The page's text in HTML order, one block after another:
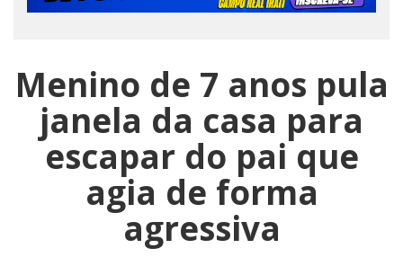
Menino de 7 anos pula
janela da casa para
escapar do pai que
agia de forma
agressiva